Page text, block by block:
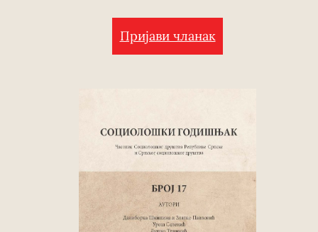
Пријави чланак